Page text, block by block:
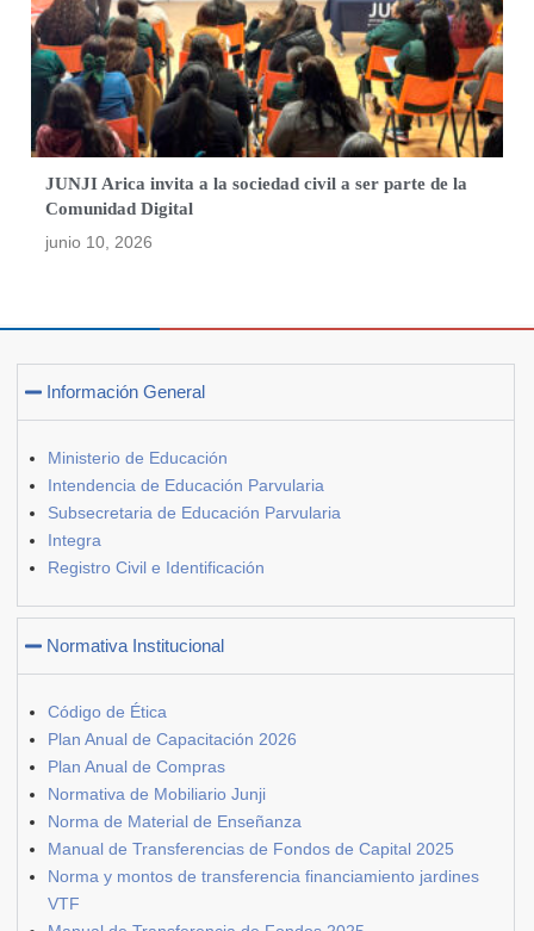
JUNJI Arica invita a la sociedad civil a ser parte de la
Comunidad Digital
junio 10, 2026
Información General
Ministerio de Educación
Intendencia de Educación Parvularia
Subsecretaria de Educación Parvularia
Integra
Registro Civil e Identificación
Normativa Institucional
Código de Ética
Plan Anual de Capacitación 2026
Plan Anual de Compras
Normativa de Mobiliario Junji
Norma de Material de Enseñanza
Manual de Transferencias de Fondos de Capital 2025
Norma y montos de transferencia financiamiento jardines
VTF